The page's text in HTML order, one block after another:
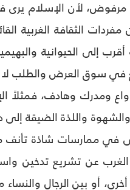
مرفوض، لأن الإسلام يرى
مفردات الثقافة الغربية
أقرب إلى الحيوانية
في سوق العرض والطلب
ومدرك وهادف، فمثلاً
والشهوة واللذة الضيقة
في ممارسات شاذة تأنف
عن تشريع تدخين
أو بين الرجال والنساء